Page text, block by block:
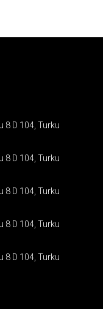
8 D 104, Turku
8 D 104, Turku
8 D 104, Turku
8 D 104, Turku
8 D 104, Turku